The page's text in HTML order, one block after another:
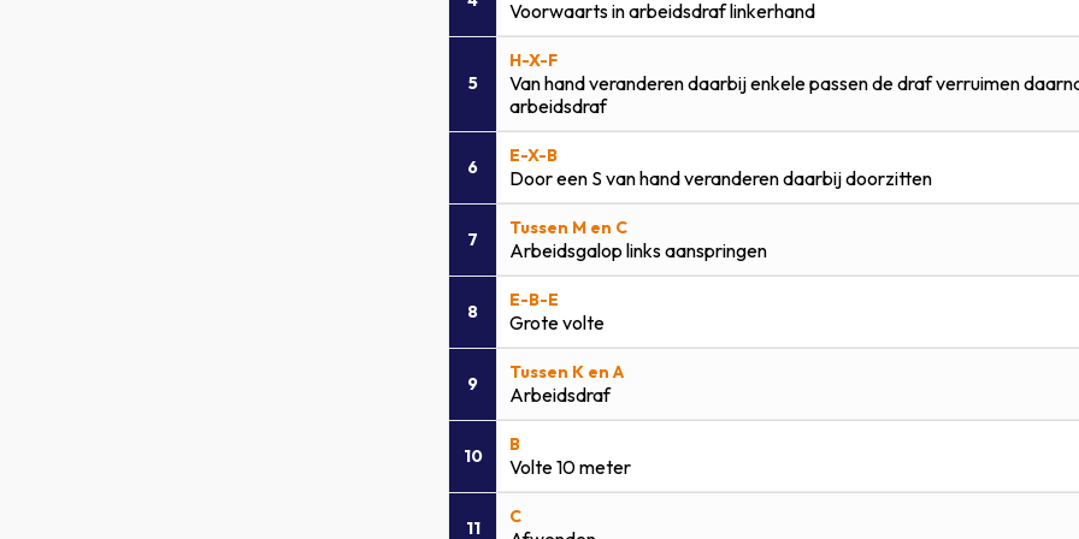
Voorwaarts in arbeidsdraf linkerhand
5
H-X-F
Van hand veranderen daarbij enkele passen de draf verruimen
arbeidsdraf
6
E-X-B
Door een S van hand veranderen daarbij doorzitten
7
Tussen M en C
Arbeidsgalop links aanspringen
8
E-B-E
Grote volte
9
Tussen K en A
Arbeidsdraf
10
B
Volte 10 meter
11
C